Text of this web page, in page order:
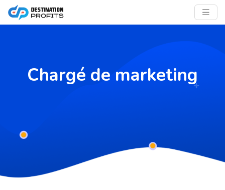
Chargé de marketing